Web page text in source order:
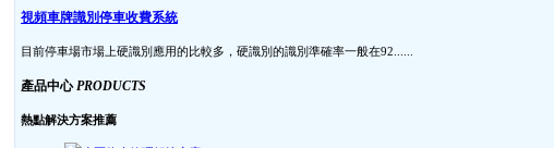
視頻車牌識別停車收費系統
目前停車場市場上硬識別應用的比較多，硬識別的識別準確率一般在92......
產品中心 PRODUCTS
熱點解決方案推薦